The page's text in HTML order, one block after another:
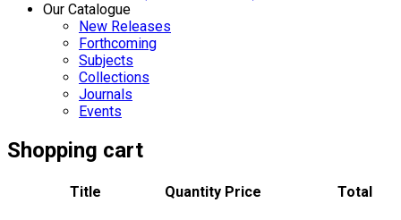
Our Catalogue
New Releases
Forthcoming
Subjects
Collections
Journals
Events
Shopping cart
Title Quantity Price Total